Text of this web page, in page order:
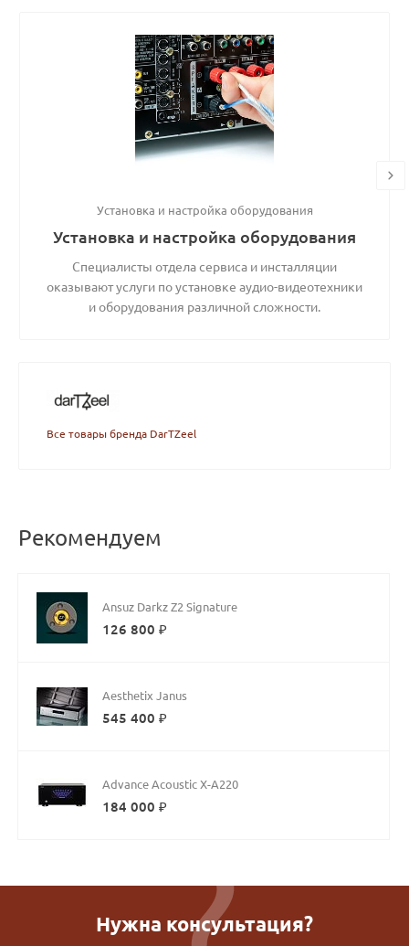
Установка и настройка оборудования
Установка и настройка оборудования
Специалисты отдела сервиса и инсталляции
оказывают услуги по установке аудио-видеотехники
и оборудования различной сложности.
Все товары бренда DarTZeel
Рекомендуем
Ansuz Darkz Z2 Signature
126 800 ₽
Aesthetix Janus
545 400 ₽
Advance Acoustic X-A220
184 000 ₽
Нужна консультация?